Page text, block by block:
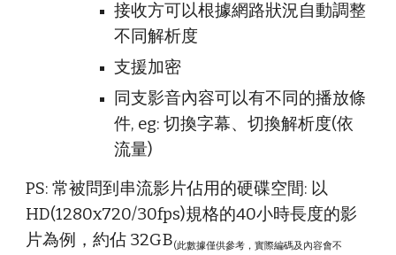
接收方可以根據網路狀況自動調整
不同解析度
支援加密
同支影音內容可以有不同的播放條
件, eg: 切換字幕、切換解析度(依
流量)
PS: 常被問到串流影片佔用的硬碟空間: 以
HD(1280x720/30fps)規格的40小時長度的影
片為例，約佔 32GB(此數據僅供參考，實際編碼及內容會不